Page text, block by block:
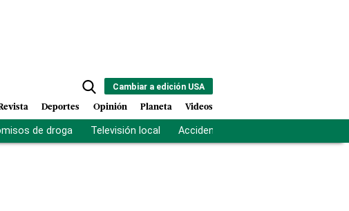
Cambiar a edición USA
Deportes Opinión Planeta Videos
de droga Televisión local Accidente Los Ríos